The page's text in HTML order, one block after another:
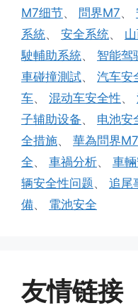
M7细节、 問界M7、
系統、 安全系统、
駛輔助系統、 智能驾
車碰撞測試、 汽车安
车、 混动车安全性、
子辅助设备、 电池安
全措施、 華為問界
全、 車禍分析、 車
辆安全性问题、 追尾
備、 電池安全
友情链接